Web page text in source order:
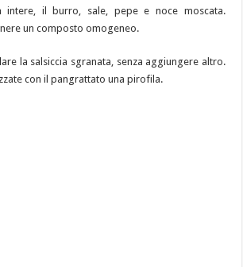
intere, il burro, sale, pepe e noce moscata.
un composto omogeneo.
la salsiccia sgranata, senza aggiungere altro.
con il pangrattato una pirofila.